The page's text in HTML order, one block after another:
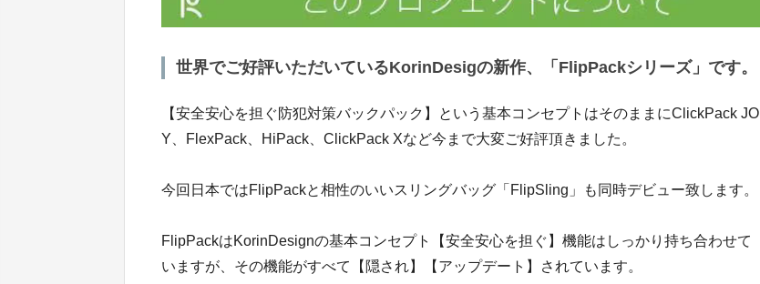
世界でご好評いただいているKorinDesigの新作、「FlipPackシリーズ」です。
【安全安心を担ぐ防犯対策バックパック】という基本コンセプトはそのままにClickPack JO
Y、FlexPack、HiPack、ClickPack Xなど今まで大変ご好評頂きました。
今回日本ではFlipPackと相性のいいスリングバッグ「FlipSling」も同時デビュー致します。
FlipPackはKorinDesignの基本コンセプト【安全安心を担ぐ】機能はしっかり持ち合わせて
いますが、その機能がすべて【隠され】【アップデート】されています。